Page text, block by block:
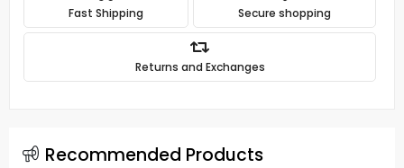
Fast Shipping Secure shopping
Returns and Exchanges
Recommended Products